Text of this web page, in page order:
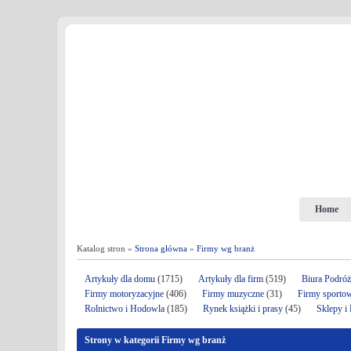
Home
Katalog stron » Strona główna » Firmy wg branż
Artykuły dla domu (1715) Artykuły dla firm (519)
Biura
Firmy motoryzacyjne (406) Firmy muzyczne (31)
Firmy
Rolnictwo i Hodowla (185) Rynek książki i prasy (45) Sklepy i
Strony w kategorii Firmy wg branż